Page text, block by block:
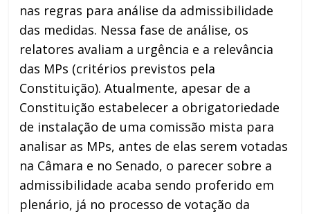
nas regras para análise da admissibilidade
das medidas. Nessa fase de análise, os
relatores avaliam a urgência e a relevância
das MPs (critérios previstos pela
Constituição). Atualmente, apesar de a
Constituição estabelecer a obrigatoriedade
de instalação de uma comissão mista para
analisar as MPs, antes de elas serem votadas
na Câmara e no Senado, o parecer sobre a
admissibilidade acaba sendo proferido em
plenário, já no processo de votação da